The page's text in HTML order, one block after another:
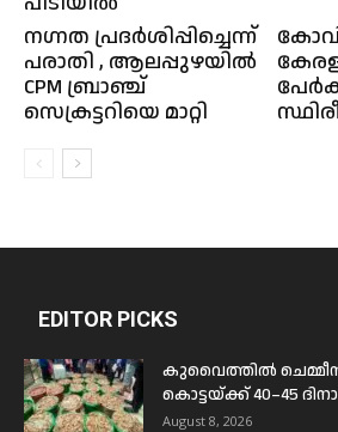
നഗ്നത പ്രദർശിപ്പിച്ചെന്ന്
പരാതി , ആലപ്പുഴയിൽ
CPM ബ്രാഞ്ച്
സെക്രട്ടറിയെ മാറ്റി
EDITOR PICKS
കുവൈത്തിൽ
കൊട്ടയ്ക്ക് 40–45
August 8, 2026